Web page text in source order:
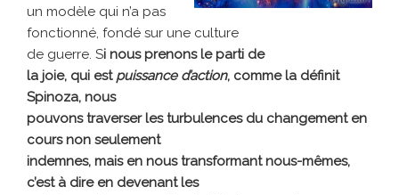
un modèle qui n’a pas
fonctionné, fondé sur une culture
de guerre. Si nous prenons le parti de
la joie, qui est puissance d’action, comme la définit
Spinoza, nous
pouvons traverser les turbulences du changement en
cours non seulement
indemnes, mais en nous transformant nous-mêmes,
c’est à dire en devenant les